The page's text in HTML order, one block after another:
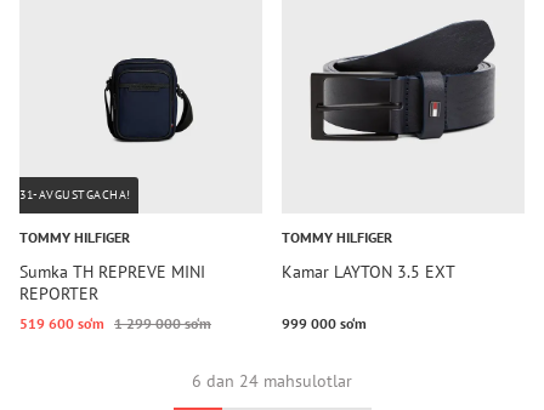
31-AVGUSTGACHA!
TOMMY HILFIGER
Sumka TH REPREVE MINI
REPORTER
519 600 so‘m 1 299 000 so‘m
TOMMY HILFIGER
Kamar LAYTON 3.5 EXT
999 000 so‘m
6 dan 24 mahsulotlar